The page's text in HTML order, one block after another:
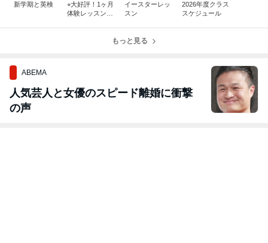
新学期と英検
⭐︎大好評！1ヶ月
体験レッスン期
イースターレッ
スン
2026年度クラス
スケジュール
もっと見る
ABEMA
人気芸人と女優のスピード離婚に衝撃
の声